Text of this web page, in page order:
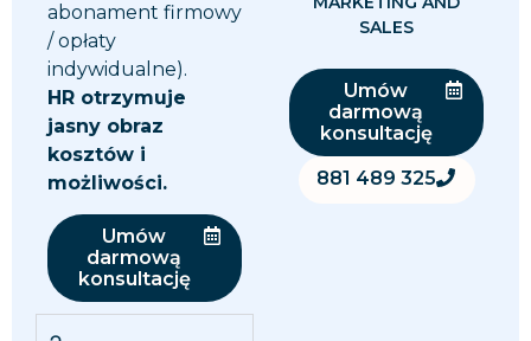
abonament firmowy
/ opłaty
indywidualne).
HR otrzymuje
jasny obraz
kosztów i
możliwości.
Umów
darmową
konsultację
SALES
Umów
darmową
konsultację
881 489 325